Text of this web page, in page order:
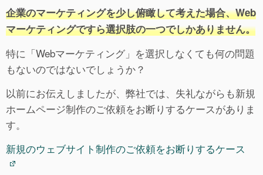
企業のマーケティングを少し俯瞰して考えた場合、Web
マーケティングですら選択肢の一つでしかありません。
特に「Webマーケティング」を選択しなくても何の問題
もないのではないでしょうか？
以前にお伝えしましたが、弊社では、失礼ながらも新規
ホームページ制作のご依頼をお断りするケースがありま
す。
新規のウェブサイト制作のご依頼をお断りするケース